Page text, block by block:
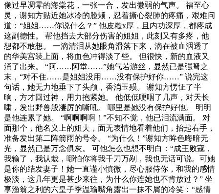
像过早凋零的海棠花，一张一合，发出微弱的气声。 福至心
灵，谢知方贴近她冰冷的脸颊，忍着撕心裂肺的疼痛，艰难问
道：“姐姐……你说什么？” 他皮糙x厚，且内功深厚，都疼成
这副德性。 帮他挡去大部分伤害的姐姐，此刻又有多疼，他
想都不敢想。 一滴清泪从她眼角滑落下来，滴在被血洇透了
的华美宫装上面，将血色冲得淡了些。 但很快，新的血液又
涌了出来。 “阿……阿堂……”她气若游丝，显然已是强弩之
末，“对不住……是姐姐没用……没有保护好你……” 说完这
句话，她无力地垂下了头颅，香消玉殒。 谢知方愣怔了半
晌，方才回过神，用力抱紧她。 他低低哽咽了几声，对天长
啸，发出野兽般凄厉的嘶吼。 哪里是她没有保护好他。 明明
是他连累了她。 “啊啊啊啊！”不知不觉，他已泪流满面。 对
面那个，他名义上的姐夫，面无表情地看着他们，抬起右手，
准备发出第二阵箭雨的号令。 “为什么！”谢知方眸色晦暗无
光，显然已是万念俱灰。 可他怎么也想不明白：“成王败寇，
我输了，我认栽，哪怕你将我千刀万剐，我也无话可说。可她
是你的结发妻子！她一直谨小慎微，尽心服侍你，和我的感情
极淡，这几年更是甚少来往，为什么你连她也不肯放过？” 坐
享渔翁之利的六皇子季温瑜嘴角露出一抹不屑的冷笑：“感情